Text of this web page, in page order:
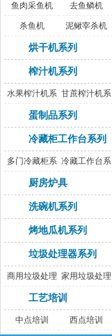
鱼肉采鱼机 去鱼鳞机
杀鱼机 泥鳅宰杀机
烘干机系列
榨汁机系列
水果榨汁机系
列
甘蔗榨汁机系
蛋制品系列
冷藏柜工作台系列
多门冷藏柜系
列
冷藏工作台系
厨房炉具
洗碗机系列
烤地瓜机系列
垃圾处理器系列
商用垃圾处理
器
家用垃圾处理
工艺培训
中点培训 西点培训